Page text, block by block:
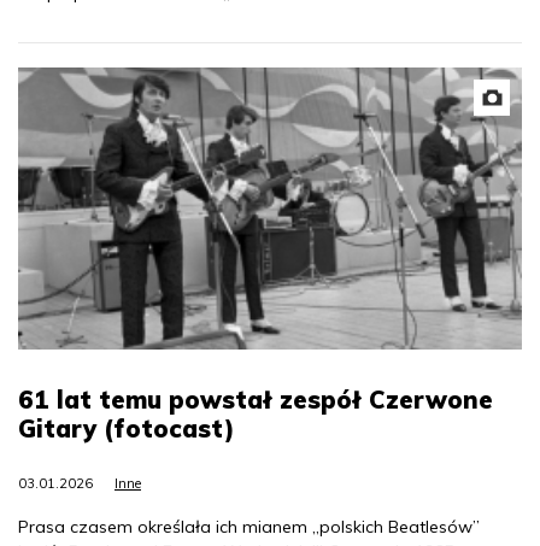
61 lat temu powstał zespół Czerwone
Gitary (fotocast)
03.01.2026 Inne
Prasa czasem określała ich mianem „polskich Beatlesów”